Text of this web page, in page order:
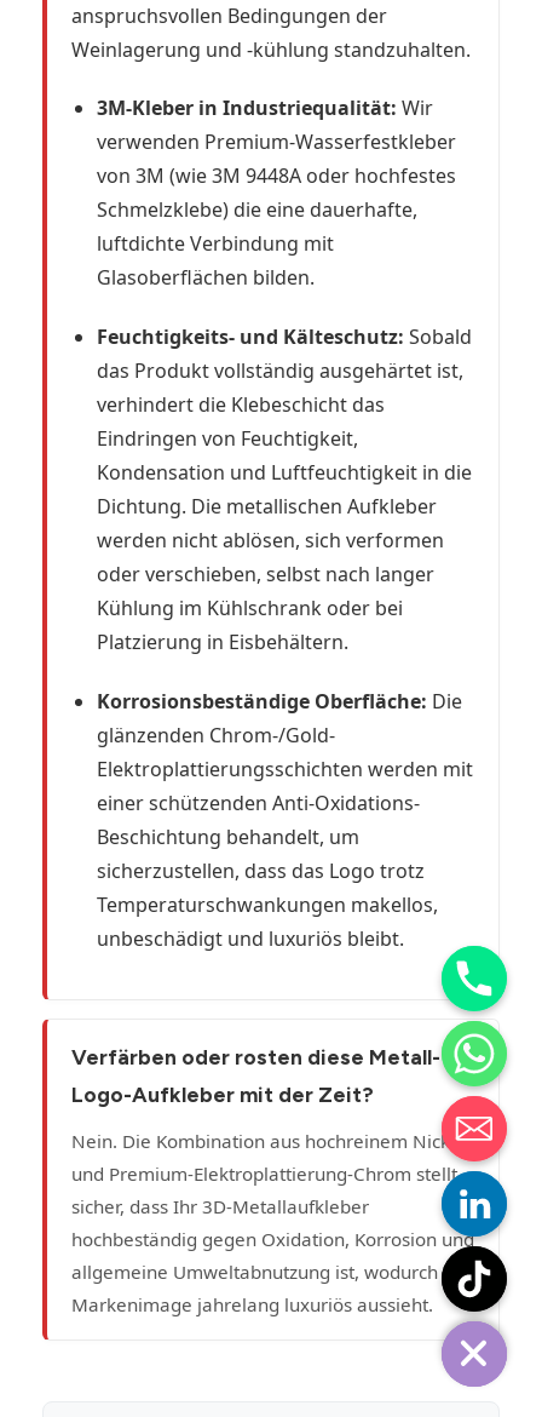
anspruchsvollen Bedingungen der
Weinlagerung und -kühlung standzuhalten.
3M-Kleber in Industriequalität: Wir
verwenden Premium-Wasserfestkleber
von 3M (wie 3M 9448A oder hochfestes
Schmelzklebe) die eine dauerhafte,
luftdichte Verbindung mit
Glasoberflächen bilden.
Feuchtigkeits- und Kälteschutz: Sobald
das Produkt vollständig ausgehärtet ist,
verhindert die Klebeschicht das
Eindringen von Feuchtigkeit,
Kondensation und Luftfeuchtigkeit in die
Dichtung. Die metallischen Aufkleber
werden nicht ablösen, sich verformen
oder verschieben, selbst nach langer
Kühlung im Kühlschrank oder bei
Platzierung in Eisbehältern.
Korrosionsbeständige Oberfläche: Die
glänzenden Chrom-/Gold-
Elektroplattierungsschichten werden mit
einer schützenden Anti-Oxidations-
Beschichtung behandelt, um
sicherzustellen, dass das Logo trotz
Temperaturschwankungen makellos,
unbeschädigt und luxuriös bleibt.
Verfärben oder rosten diese Metall-
Logo-Aufkleber mit der Zeit?
Nein. Die Kombination aus hochreinem Nickel
und Premium-Elektroplattierung-Chrom stellt
sicher, dass Ihr 3D-Metallaufkleber
hochbeständig gegen Oxidation, Korrosion und
allgemeine Umweltabnutzung ist, wodurch Ihr
Markenimage jahrelang luxuriös aussieht.